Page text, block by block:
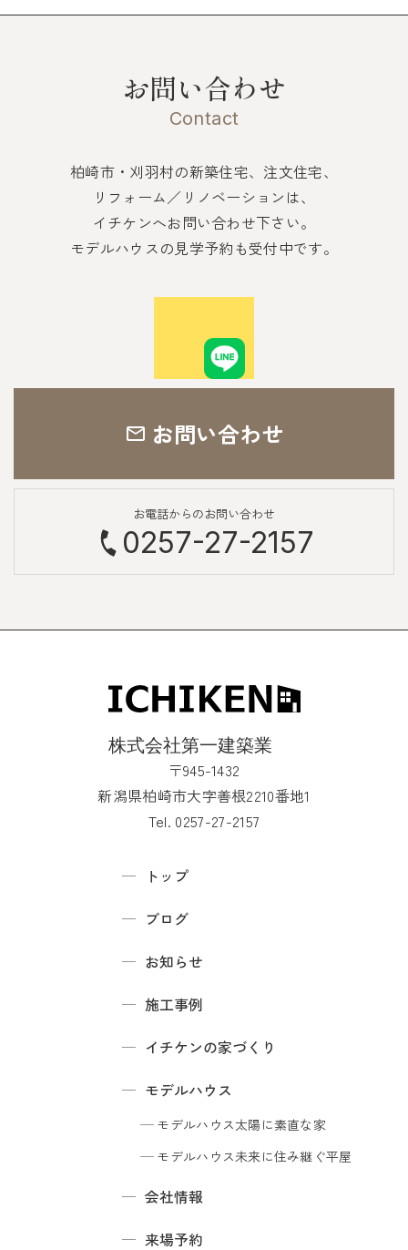
お問い合わせ
Contact
柏崎市・刈羽村の新築住宅、注文住宅、
リフォーム／リノベーションは、
イチケンへお問い合わせ下さい。
モデルハウスの見学予約も受付中です。
お問い合わせ
お電話からのお問い合わせ
0257-27-2157
〒945-1432
新潟県柏崎市大字善根2210番地1
Tel. 0257-27-2157
トップ
ブログ
お知らせ
施工事例
イチケンの家づくり
モデルハウス
モデルハウス太陽に素直な家
モデルハウス未来に住み継ぐ平屋
会社情報
来場予約